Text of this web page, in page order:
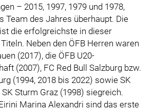
– 2015, 1997, 1979 und 1978,
Team des Jahres überhaupt. Die
die erfolgreichste in dieser
Neben den ÖFB Herren waren
(2017), die ÖFB U20-
(2007), FC Red Bull Salzburg bzw.
(1994, 2018 bis 2022) sowie SK
Sturm Graz (1998) siegreich.
Marina Alexandri sind das erste